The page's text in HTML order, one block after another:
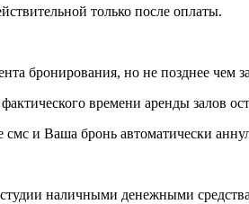
только после оплаты.
бронирования, но не позднее чем
времени аренды залов
и Ваша бронь автоматически
наличными денежными